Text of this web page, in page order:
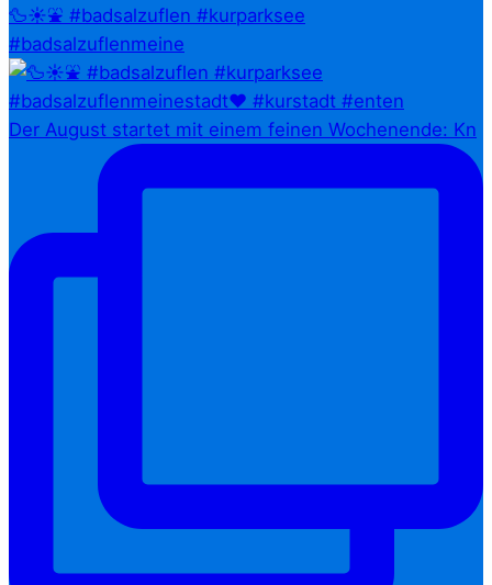
🦆☀️⛲ #badsalzuflen #kurparksee
#badsalzuflenmeine
Der August startet mit einem feinen Wochenende: Kn